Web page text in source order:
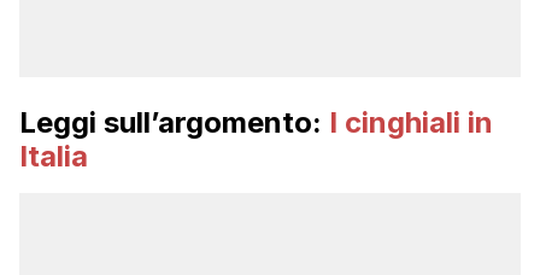
Leggi sull’argomento: I cinghiali in
Italia